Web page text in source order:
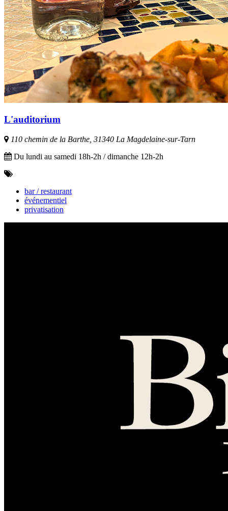
L'auditorium
110 chemin de la Barthe, 31340 La Magdelaine-sur-Tarn
Du lundi au samedi 18h-2h / dimanche 12h-2h
bar / restaurant
événementiel
privatisation